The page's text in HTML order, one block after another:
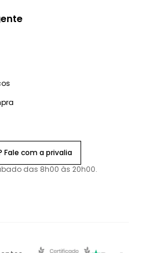
Fale com a privalia
das 8h00 às 20h00.